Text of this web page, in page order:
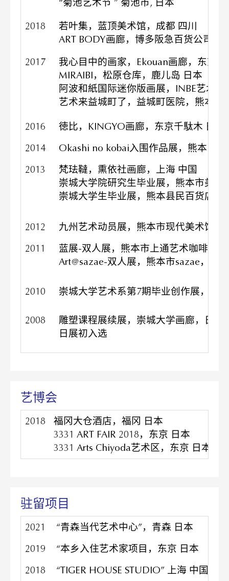
2018
若叶集，蓝顶美术馆，成都 四川
ART BODY画廊，博多阪急百货公司，
2017
我心目中的画家，Ekouan画廊，东京
MIRAIBI，松原仓库，鹿儿岛 日本
阿波和紙国际迷你版画展，INBE艺术
艺术来益城町了，益城町医院，熊本 日
2016
徳比，KINGYO画廊，东京千駄木 日本
2014
Okashi no kobai入围作品展，熊本 日本
2013
梵珐韃，熏依社画廊，上海 中国
崇城大学院研究生毕业展，熊本市美术
崇城大学生毕业展，熊本县民百货店画
2012
九州艺术动员展，熊本市现代美术馆，
2011
蓝展-双人展，熊本市上通艺术咖啡，
Art@sazae-双人展，熊本市sazae，日本
2010 崇城大学艺术系第7期毕业创作展，熊
2008
雕塑课程展续展，崇城大学画廊，日本
日展初入选
艺博会
2018
福冈大仓酒店，福冈 日本
3331 ART FAIR 2018，东京 日本
3331 Arts Chiyoda艺术区，东京 日本
驻留项目
2021
“青森当代艺术中心”，青森 日本
​2019
“本乡入住艺术家项目，东京 日本
2018
“TIGER HOUSE STUDIO” 上海 中国